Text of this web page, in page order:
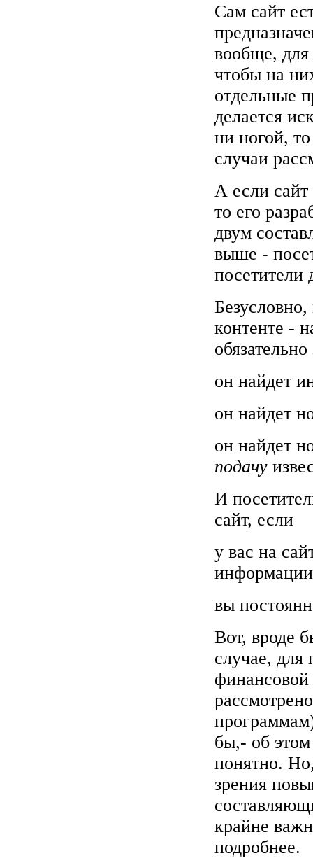
Сам сайт
вообще, для
чтобы на
отдельные
делается
ни ногой,
случаи
А если сайт
то его
двум
выше -
посетители
контенте -
он найдет
он найдет
он найдет
подачу
И
сайт, если
у вас на
вы
Вот, вроде
случае, для
финансовой
бы,- об
понятно.
зрения
крайне
подробнее.